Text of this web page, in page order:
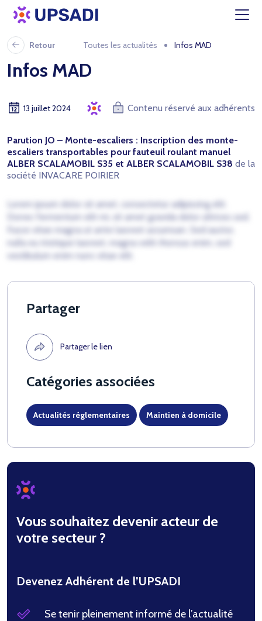
Retour Toutes les actualités Infos MAD
Infos MAD
13 juillet 2024 Contenu réservé aux adhérents
Parution JO – Monte-escaliers : Inscription des monte-
escaliers transportables pour fauteuil roulant manuel
ALBER SCALAMOBIL S35 et ALBER SCALAMOBIL S38 de la
société INVACARE POIRIER
Lorem ipsum dolor sit amet, consectetur adipiscing elit.
Donec fermentum elit mi, sit amet gravida dolor ultrices sed.
Fusce vitae magna ut ante laoreet accumsan. Sed auctor,
nulla eu tristique laoreet, magna velit rhoncus enim, sed
vestibulum enim nunc vitae elit.
Partager
Partager le lien
Catégories associées
Actualités réglementaires Maintien à domicile
Vous souhaitez devenir acteur de
votre secteur ?
Devenez Adhérent de l’UPSADI
Se tenir pleinement informé de l’actualité